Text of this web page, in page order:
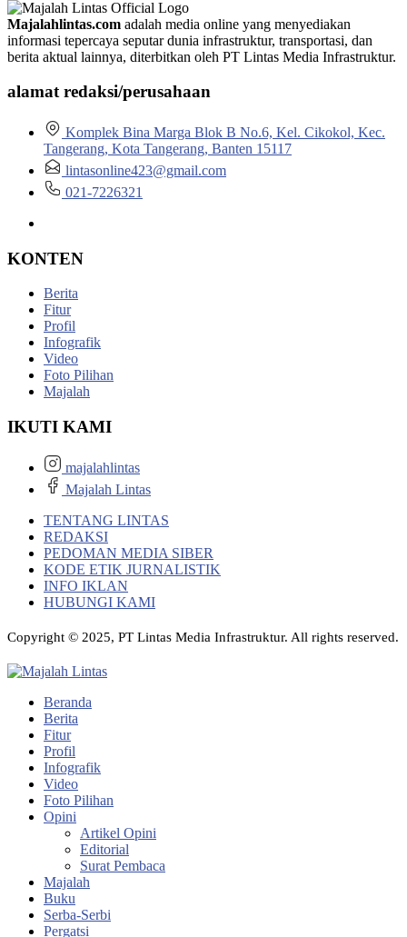
Majalahlintas.com adalah media online yang menyediakan
informasi tepercaya seputar dunia infrastruktur, transportasi, dan
berita aktual lainnya, diterbitkan oleh PT Lintas Media Infrastruktur.
alamat redaksi/perusahaan
Komplek Bina Marga Blok B No.6, Kel. Cikokol, Kec.
Tangerang, Kota Tangerang, Banten 15117
lintasonline423@gmail.com
021-7226321
KONTEN
Berita
Fitur
Profil
Infografik
Video
Foto Pilihan
Majalah
IKUTI KAMI
majalahlintas
Majalah Lintas
TENTANG LINTAS
REDAKSI
PEDOMAN MEDIA SIBER
KODE ETIK JURNALISTIK
INFO IKLAN
HUBUNGI KAMI
Copyright © 2025, PT Lintas Media Infrastruktur. All rights reserved.
Beranda
Berita
Fitur
Profil
Infografik
Video
Foto Pilihan
Opini
Artikel Opini
Editorial
Surat Pembaca
Majalah
Buku
Serba-Serbi
Pergatsi